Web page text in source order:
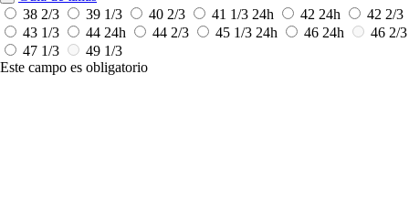
38 2/3
39 1/3 40 2/3 41 1/3 24h 42 24h
42 2/3
43 1/3
44 24h 44 2/3 45 1/3 24h 46 24h
46 2/3
47 1/3
49 1/3
Este campo es obligatorio